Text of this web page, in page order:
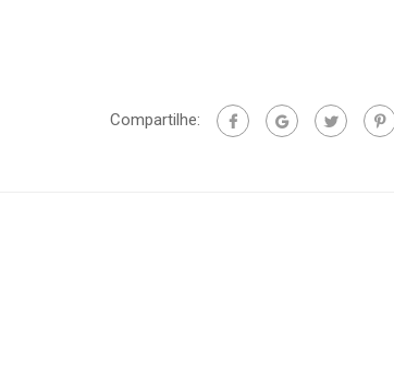
Compartilhe: